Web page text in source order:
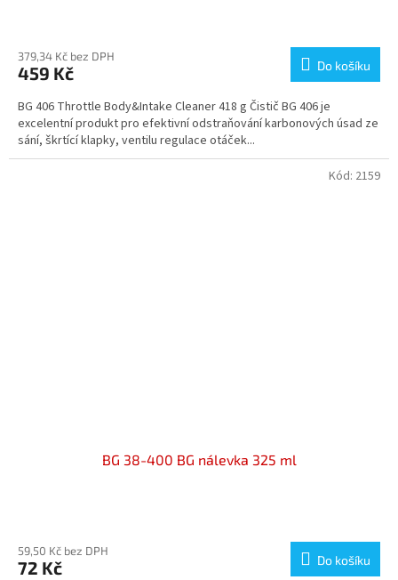
produktu
je
z
5
hvězdiček.
379,34 Kč bez DPH
459 Kč Do košíku
BG 406 Throttle Body&Intake Cleaner 418 g Čistič BG 406 je
excelentní produkt pro efektivní odstraňování karbonových úsad ze
sání, škrtící klapky, ventilu regulace otáček...
BG 38-400 BG nálevka 325 ml
produktu
je
59,50 Kč bez DPH
72 Kč Do košíku
Kód: 2159